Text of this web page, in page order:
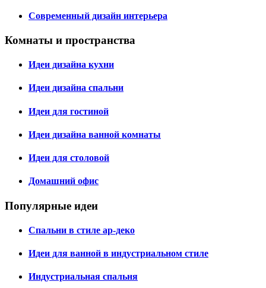
Современный дизайн интерьера
Комнаты и пространства
Идеи дизайна кухни
Идеи дизайна спальни
Идеи для гостиной
Идеи дизайна ванной комнаты
Идеи для столовой
Домашний офис
Популярные идеи
Спальни в стиле ар-деко
Идеи для ванной в индустриальном стиле
Индустриальная спальня